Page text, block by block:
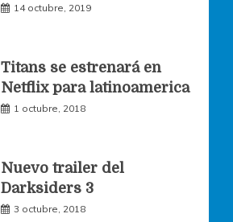
a
g
m
t
r
14 octubre, 2019
Titans se estrenará en
Netflix para latinoamerica
1 octubre, 2018
Nuevo trailer del
Darksiders 3
3 octubre, 2018